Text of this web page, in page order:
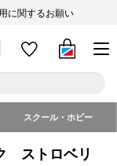
に関するお願い
スクール・ホビー
ストロベリ